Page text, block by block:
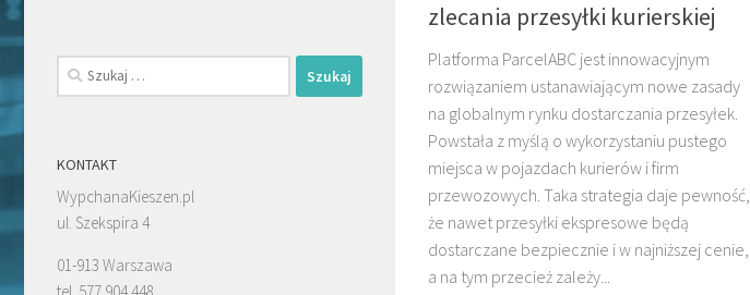
zlecania przesyłki kurierskiej
Platforma ParcelABC jest innowacyjnym
rozwiązaniem ustanawiającym nowe zasady
na globalnym rynku dostarczania przesyłek.
Powstała z myślą o wykorzystaniu pustego
miejsca w pojazdach kurierów i firm
przewozowych. Taka strategia daje pewność,
że nawet przesyłki ekspresowe będą
dostarczane bezpiecznie i w najniższej cenie,
a na tym przecież zależy...
Szukaj:
KONTAKT
WypchanaKieszen.pl
ul. Szekspira 4
01-913 Warszawa